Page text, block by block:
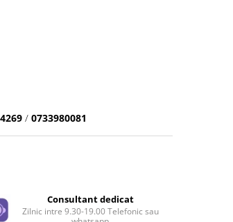
/ 0733980081
Consultant dedicat
Zilnic intre 9.30-19.00 Telefonic sau